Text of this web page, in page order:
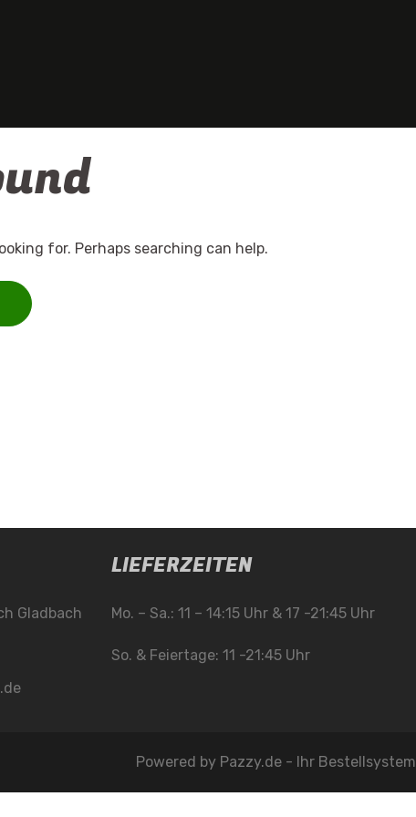
for. Perhaps searching can help.
Gladbach
LIEFERZEITEN
Mo. – Sa.: 11 – 14:15 Uhr & 17 -21:45 Uhr
So. & Feiertage: 11 -21:45 Uhr
Powered by Pazzy.de - Ihr Bestellsystem